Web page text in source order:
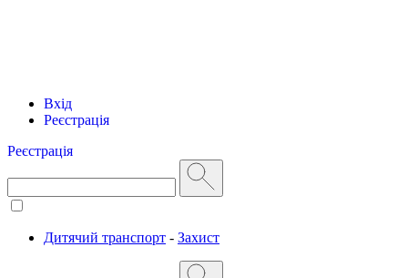
Вхід
Реєстрація
Реєстрація
Дитячий транспорт - Захист